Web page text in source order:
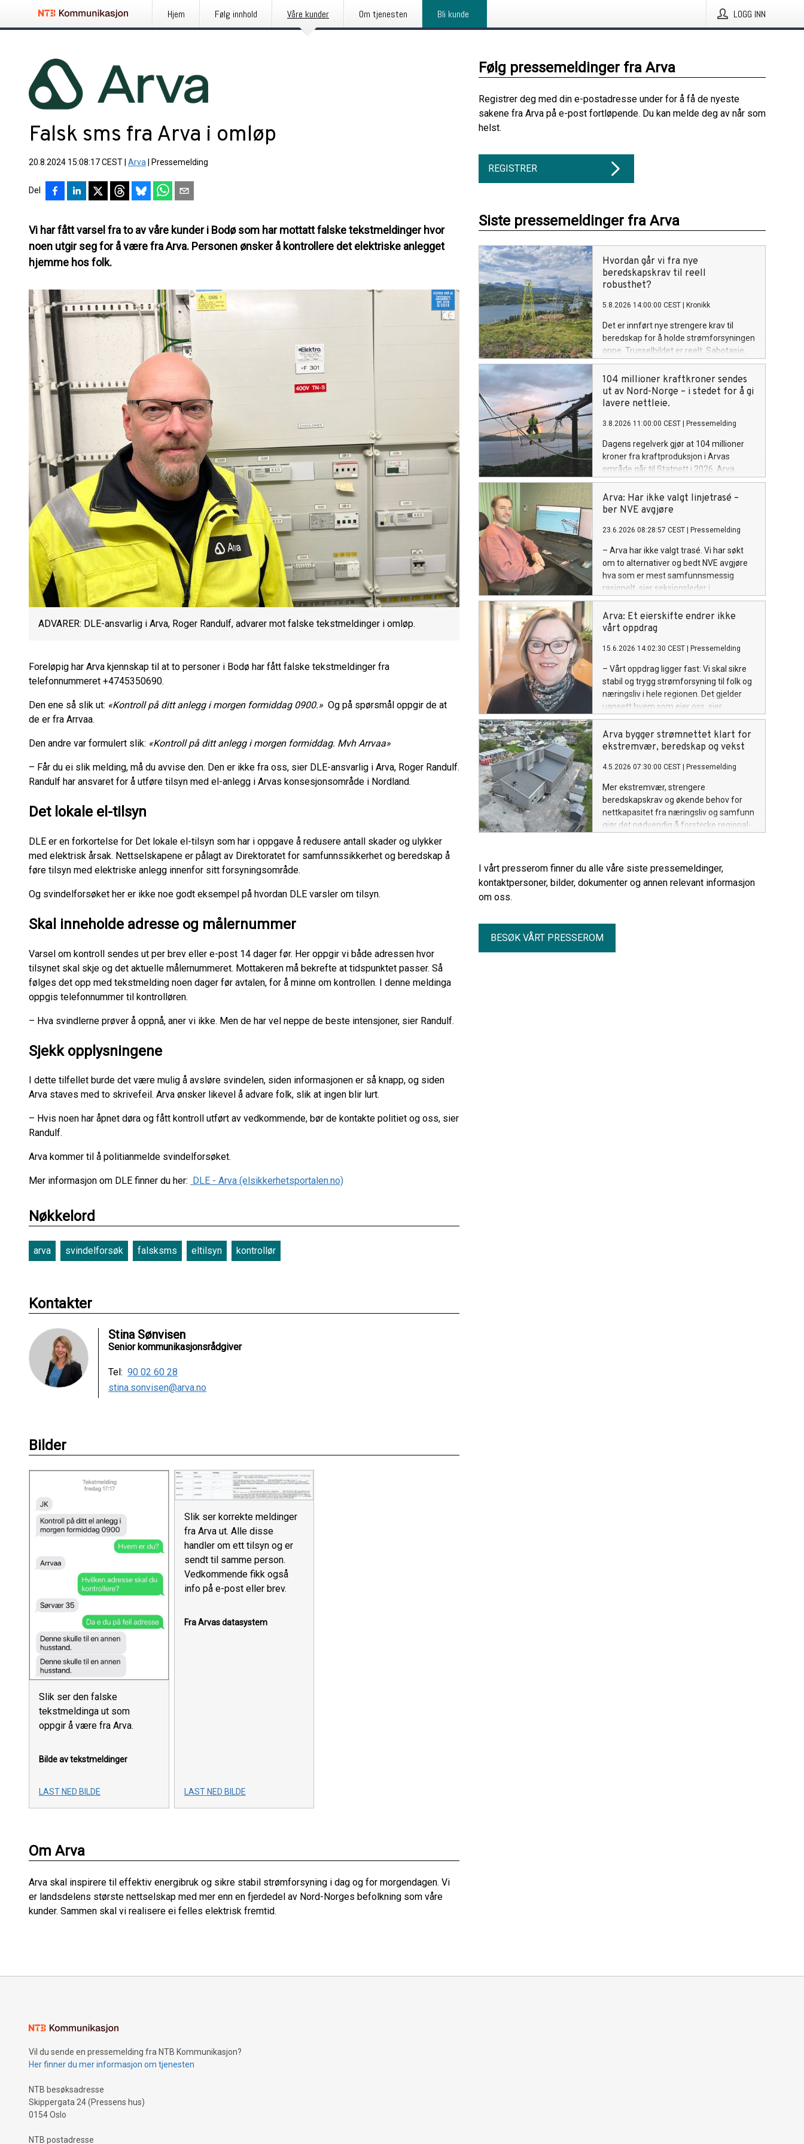
Hjem Følg innhold Våre kunder Om tjenesten Bli kunde LOGG INN
Falsk sms fra Arva i omløp
20.8.2024 15:08:17 CEST Arva Pressemelding
Del
Vi har fått varsel fra to av våre kunder i Bodø som har mottatt falske tekstmeldinger hvor
noen utgir seg for å være fra Arva. Personen ønsker å kontrollere det elektriske anlegget
hjemme hos folk.
ADVARER: DLE-ansvarlig i Arva, Roger Randulf, advarer mot falske tekstmeldinger i omløp.
Foreløpig har Arva kjennskap til at to personer i Bodø har fått falske tekstmeldinger fra
telefonnummeret +4745350690.
Den ene så slik ut: «Kontroll på ditt anlegg i morgen formiddag 0900.» Og på spørsmål oppgir de at
de er fra Arrvaa.
Den andre var formulert slik: «Kontroll på ditt anlegg i morgen formiddag. Mvh Arrvaa»
– Får du ei slik melding, må du avvise den. Den er ikke fra oss, sier DLE-ansvarlig i Arva, Roger Randulf.
Randulf har ansvaret for å utføre tilsyn med el-anlegg i Arvas konsesjonsområde i Nordland.
Det lokale el-tilsyn
DLE er en forkortelse for Det lokale el-tilsyn som har i oppgave å redusere antall skader og ulykker
med elektrisk årsak. Nettselskapene er pålagt av Direktoratet for samfunnssikkerhet og beredskap å
føre tilsyn med elektriske anlegg innenfor sitt forsyningsområde.
Og svindelforsøket her er ikke noe godt eksempel på hvordan DLE varsler om tilsyn.
Skal inneholde adresse og målernummer
Varsel om kontroll sendes ut per brev eller e-post 14 dager før. Her oppgir vi både adressen hvor
tilsynet skal skje og det aktuelle målernummeret. Mottakeren må bekrefte at tidspunktet passer. Så
følges det opp med tekstmelding noen dager før avtalen, for å minne om kontrollen. I denne meldinga
oppgis telefonnummer til kontrolløren.
– Hva svindlerne prøver å oppnå, aner vi ikke. Men de har vel neppe de beste intensjoner, sier Randulf.
Sjekk opplysningene
I dette tilfellet burde det være mulig å avsløre svindelen, siden informasjonen er så knapp, og siden
Arva staves med to skrivefeil. Arva ønsker likevel å advare folk, slik at ingen blir lurt.
– Hvis noen har åpnet døra og fått kontroll utført av vedkommende, bør de kontakte politiet og oss, sier
Randulf.
Arva kommer til å politianmelde svindelforsøket.
Mer informasjon om DLE finner du her: DLE - Arva (elsikkerhetsportalen.no)
Nøkkelord
arva svindelforsøk falsksms eltilsyn kontrollør
Kontakter
Stina Sønvisen
Senior kommunikasjonsrådgiver
Tel: 90 02 60 28
stina.sonvisen@arva.no
Bilder
Slik ser den falske
tekstmeldinga ut som
oppgir å være fra Arva.
Bilde av tekstmeldinger
LAST NED BILDE
Slik ser korrekte meldinger
fra Arva ut. Alle disse
handler om ett tilsyn og er
sendt til samme person.
Vedkommende fikk også
info på e-post eller brev.
Fra Arvas datasystem
LAST NED BILDE
Om Arva
Arva skal inspirere til effektiv energibruk og sikre stabil strømforsyning i dag og for morgendagen. Vi
er landsdelens største nettselskap med mer enn en fjerdedel av Nord-Norges befolkning som våre
kunder. Sammen skal vi realisere ei felles elektrisk fremtid.
Følg pressemeldinger fra Arva
Registrer deg med din e-postadresse under for å få de nyeste
sakene fra Arva på e-post fortløpende. Du kan melde deg av når som
helst.
REGISTRER
Siste pressemeldinger fra Arva
Hvordan går vi fra nye
beredskapskrav til reell
robusthet?
5.8.2026 14:00:00 CEST Kronikk
Det er innført nye strengere krav til
beredskap for å holde strømforsyningen
oppe. Trusselbildet er reelt. Sabotasje,
cyberangrep, ekstremvær og en mer
urolig geopolitikk har flyttet beredskap
fra teori til hverdag. Det som nå gjenstår,
er det vanskeligste. Nå må vi gå fra krav
104 millioner kraftkroner sendes
ut av Nord-Norge – i stedet for å gi
lavere nettleie.
3.8.2026 11:00:00 CEST Pressemelding
Dagens regelverk gjør at 104 millioner
kroner fra kraftproduksjon i Arvas
område går til Statnett i 2026. Arva
mener pengene i stedet burde bli
værende i Nord-Norge og komme
kundene til gode via lavere nettleie.
Arva: Har ikke valgt linjetrasé –
ber NVE avgjøre
23.6.2026 08:28:57 CEST Pressemelding
– Arva har ikke valgt trasé. Vi har søkt
om to alternativer og bedt NVE avgjøre
hva som er mest samfunnsmessig
rasjonelt, sier seksjonsleder i
nettstrategi i Arva, Bjørn B. Pedersen.
Arva: Et eierskifte endrer ikke
vårt oppdrag
15.6.2026 14:02:30 CEST Pressemelding
– Vårt oppdrag ligger fast: Vi skal sikre
stabil og trygg strømforsyning til folk og
næringsliv i hele regionen. Det gjelder
uansett hvem som eier oss, sier
administrerende direktør Eirin Kjølstad.
Arva bygger strømnettet klart for
ekstremvær, beredskap og vekst
4.5.2026 07:30:00 CEST Pressemelding
Mer ekstremvær, strengere
beredskapskrav og økende behov for
nettkapasitet fra næringsliv og samfunn
gjør det nødvendig å forsterke regional-
millioner kroner i strømnettet.
I vårt presserom finner du alle våre siste pressemeldinger,
kontaktpersoner, bilder, dokumenter og annen relevant informasjon
om oss.
BESØK VÅRT PRESSEROM
Vil du sende en pressemelding fra NTB Kommunikasjon?
Her finner du mer informasjon om tjenesten
NTB besøksadresse
Skippergata 24 (Pressens hus)
0154 Oslo
NTB postadresse